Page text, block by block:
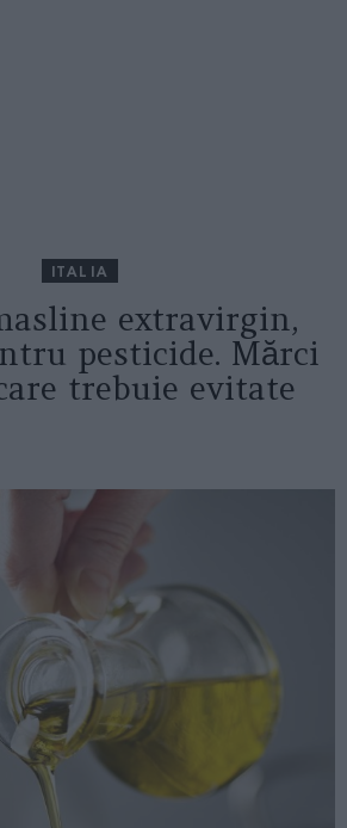
ITALIA
extravirgin,
pesticide. Mărci
trebuie evitate